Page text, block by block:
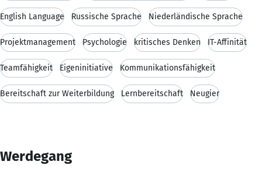
English Language Russische Sprache Niederländische Sprache
Projektmanagement Psychologie kritisches Denken IT-Affinität
Teamfähigkeit Eigeninitiative Kommunikationsfähigkeit
Bereitschaft zur Weiterbildung Lernbereitschaft Neugier
Werdegang